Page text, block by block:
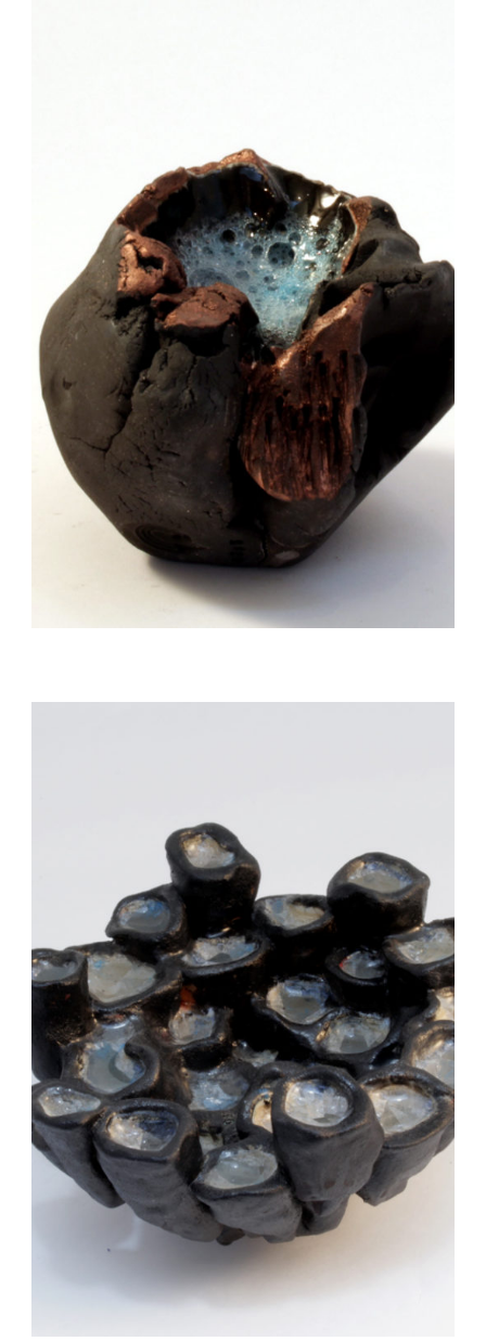
Auteur/autrice
Auteur/autrice